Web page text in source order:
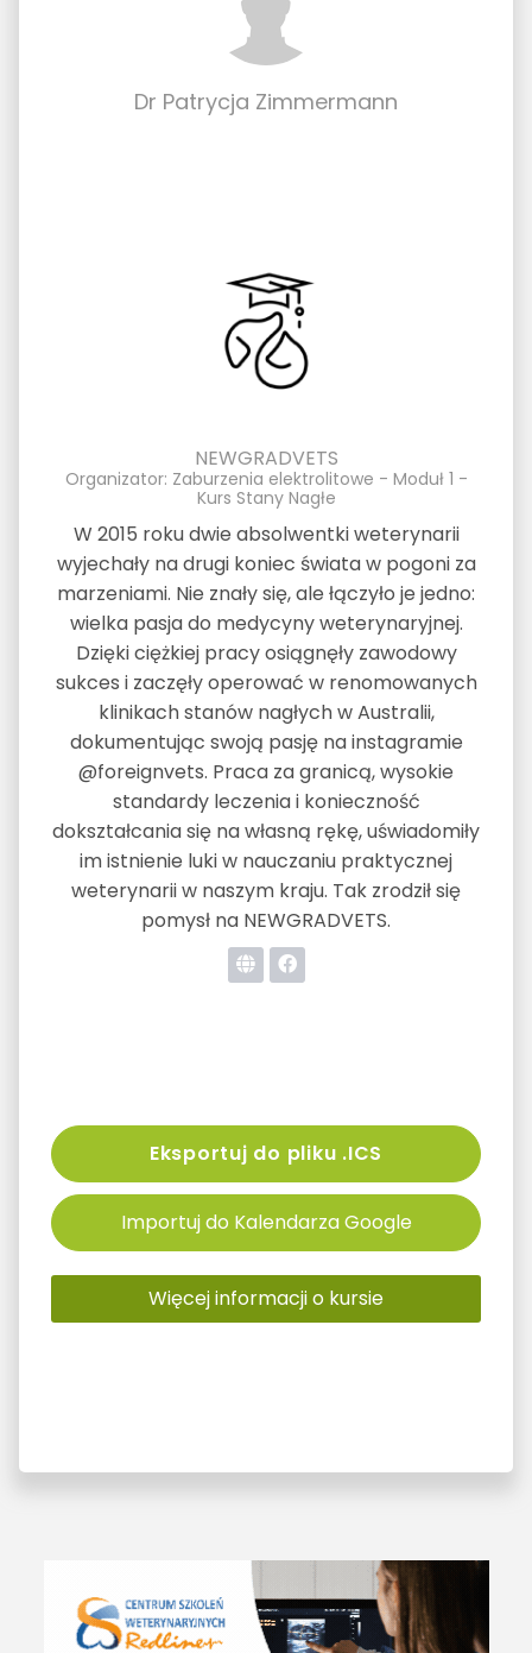
Dr Patrycja Zimmermann
NEWGRADVETS
Organizator: Zaburzenia elektrolitowe - Moduł 1 -
Kurs Stany Nagłe
W 2015 roku dwie absolwentki weterynarii
wyjechały na drugi koniec świata w pogoni za
marzeniami. Nie znały się, ale łączyło je jedno:
wielka pasja do medycyny weterynaryjnej.
Dzięki ciężkiej pracy osiągnęły zawodowy
sukces i zaczęły operować w renomowanych
klinikach stanów nagłych w Australii,
dokumentując swoją pasję na instagramie
@foreignvets. Praca za granicą, wysokie
standardy leczenia i konieczność
dokształcania się na własną rękę, uświadomiły
im istnienie luki w nauczaniu praktycznej
weterynarii w naszym kraju. Tak zrodził się
pomysł na NEWGRADVETS.
Eksportuj do pliku .ICS
Importuj do Kalendarza Google
Więcej informacji o kursie